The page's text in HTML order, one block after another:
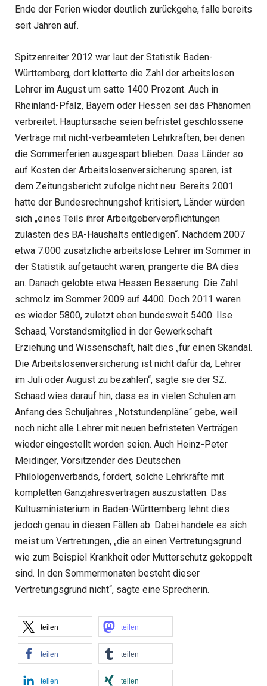
Ende der Ferien wieder deutlich zurückgehe, falle bereits
seit Jahren auf.
Spitzenreiter 2012 war laut der Statistik Baden-
Württemberg, dort kletterte die Zahl der arbeitslosen
Lehrer im August um satte 1400 Prozent. Auch in
Rheinland-Pfalz, Bayern oder Hessen sei das Phänomen
verbreitet. Hauptursache seien befristet geschlossene
Verträge mit nicht-verbeamteten Lehrkräften, bei denen
die Sommerferien ausgespart blieben. Dass Länder so
auf Kosten der Arbeitslosenversicherung sparen, ist
dem Zeitungsbericht zufolge nicht neu: Bereits 2001
hatte der Bundesrechnungshof kritisiert, Länder würden
sich „eines Teils ihrer Arbeitgeberverpflichtungen
zulasten des BA-Haushalts entledigen“. Nachdem 2007
etwa 7.000 zusätzliche arbeitslose Lehrer im Sommer in
der Statistik aufgetaucht waren, prangerte die BA dies
an. Danach gelobte etwa Hessen Besserung. Die Zahl
schmolz im Sommer 2009 auf 4400. Doch 2011 waren
es wieder 5800, zuletzt eben bundesweit 5400. Ilse
Schaad, Vorstandsmitglied in der Gewerkschaft
Erziehung und Wissenschaft, hält dies „für einen Skandal.
Die Arbeitslosenversicherung ist nicht dafür da, Lehrer
im Juli oder August zu bezahlen“, sagte sie der SZ.
Schaad wies darauf hin, dass es in vielen Schulen am
Anfang des Schuljahres „Notstundenpläne“ gebe, weil
noch nicht alle Lehrer mit neuen befristeten Verträgen
wieder eingestellt worden seien. Auch Heinz-Peter
Meidinger, Vorsitzender des Deutschen
Philologenverbands, fordert, solche Lehrkräfte mit
kompletten Ganzjahresverträgen auszustatten. Das
Kultusministerium in Baden-Württemberg lehnt dies
jedoch genau in diesen Fällen ab: Dabei handele es sich
meist um Vertretungen, „die an einen Vertretungsgrund
wie zum Beispiel Krankheit oder Mutterschutz gekoppelt
sind. In den Sommermonaten besteht dieser
Vertretungsgrund nicht“, sagte eine Sprecherin.
teilen teilen
teilen teilen
teilen teilen